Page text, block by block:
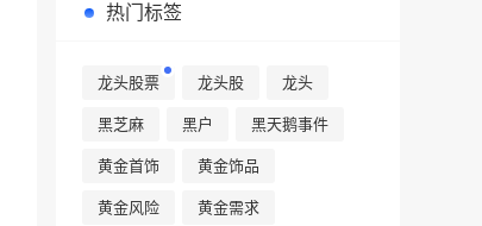
热门标签
龙头股票 龙头股 龙头
黑芝麻 黑户 黑天鹅事件
黄金首饰 黄金饰品
黄金风险 黄金需求